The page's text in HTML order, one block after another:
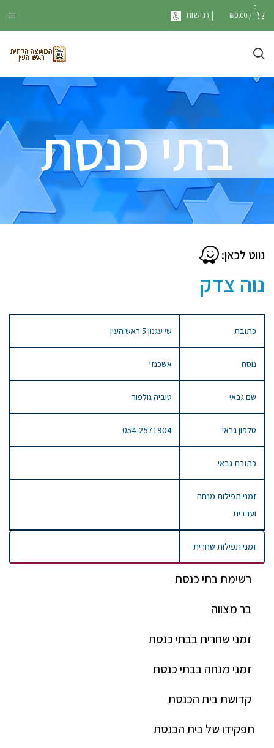
0
/
₪0.00 | נגישות
בתי כנסת
רשימת בתי כנסת
בר מצווה
זמני שחרית בבתי כנסת
זמני מנחה בבתי כנסת
קדושת בית הכנסת
תפקידו של בית הכנסת
נווט לכאן:
נוה צדק
כתובת שי עגנון 5 ראש העין
נוסח אשכנזי
שם גבאי טוביה גולפור
טלפון גבאי 054-2571904
כתובת גבאי
זמני תפילות מנחה
וערבית
זמני תפילות שחרית